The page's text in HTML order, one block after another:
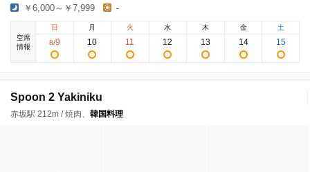
￥6,000～￥7,999 -
空席
情報
日
8/9
月
10
火
11
水
12
木
13
金
14
土
15
Spoon 2 Yakiniku
赤坂駅 212m / 焼肉、 韓国料理